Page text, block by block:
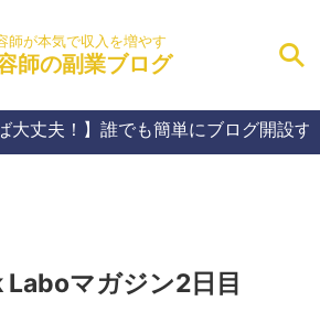
師が本気で収入を増やす
師の副業ブログ
丈夫！】誰でも簡単にブログ開設す
マガジン2日目